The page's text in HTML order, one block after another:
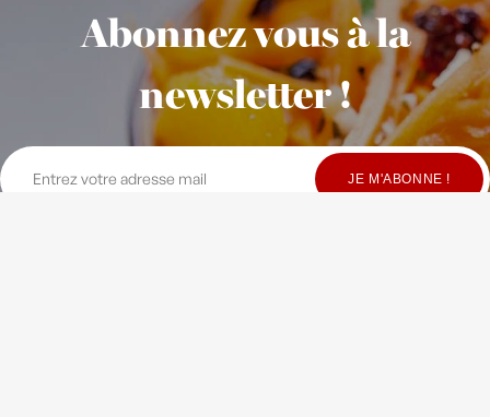
Abonnez vous à la
newsletter !